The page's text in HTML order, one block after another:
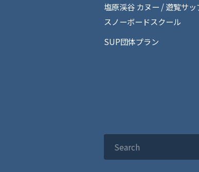
塩原渓谷 カヌー / 遊覧サッ
スノーボードスクール
SUP団体プラン